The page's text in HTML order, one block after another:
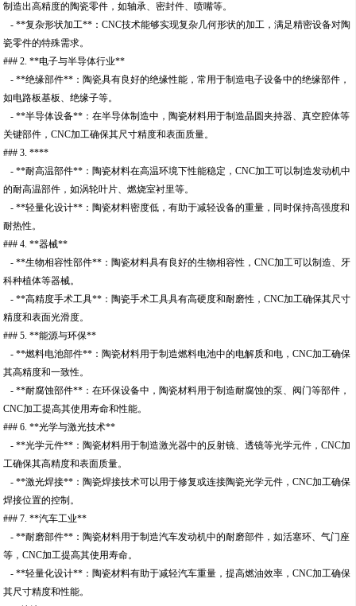
制造出高精度的陶瓷零件，如轴承、密封件、喷嘴等。
- **复杂形状加工**：CNC技术能够实现复杂几何形状的加工，满足精密设备对陶
瓷零件的特殊需求。
### 2. **电子与半导体行业**
- **绝缘部件**：陶瓷具有良好的绝缘性能，常用于制造电子设备中的绝缘部件，
如电路板基板、绝缘子等。
- **半导体设备**：在半导体制造中，陶瓷材料用于制造晶圆夹持器、真空腔体等
关键部件，CNC加工确保其尺寸精度和表面质量。
### 3. ****
- **耐高温部件**：陶瓷材料在高温环境下性能稳定，CNC加工可以制造发动机中
的耐高温部件，如涡轮叶片、燃烧室衬里等。
- **轻量化设计**：陶瓷材料密度低，有助于减轻设备的重量，同时保持高强度和
耐热性。
### 4. **器械**
- **生物相容性部件**：陶瓷材料具有良好的生物相容性，CNC加工可以制造、牙
科种植体等器械。
- **高精度手术工具**：陶瓷手术工具具有高硬度和耐磨性，CNC加工确保其尺寸
精度和表面光滑度。
### 5. **能源与环保**
- **燃料电池部件**：陶瓷材料用于制造燃料电池中的电解质和电，CNC加工确保
其高精度和一致性。
- **耐腐蚀部件**：在环保设备中，陶瓷材料用于制造耐腐蚀的泵、阀门等部件，
CNC加工提高其使用寿命和性能。
### 6. **光学与激光技术**
- **光学元件**：陶瓷材料用于制造激光器中的反射镜、透镜等光学元件，CNC加
工确保其高精度和表面质量。
- **激光焊接**：陶瓷焊接技术可以用于修复或连接陶瓷光学元件，CNC加工确保
焊接位置的控制。
### 7. **汽车工业**
- **耐磨部件**：陶瓷材料用于制造汽车发动机中的耐磨部件，如活塞环、气门座
等，CNC加工提高其使用寿命。
- **轻量化设计**：陶瓷材料有助于减轻汽车重量，提高燃油效率，CNC加工确保
其尺寸精度和性能。